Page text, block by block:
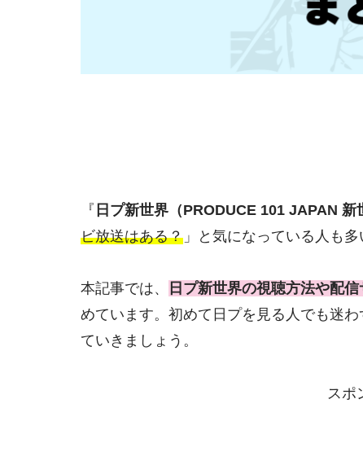
『 日プ新世界（PRODUCE 101 JAPAN 新
ビ放送はある？ 」と気になっている人も
本記事では、 日プ新世界の視聴方法や配信
めています。初めて日プを見る人でも迷
ていきましょう。
スポ